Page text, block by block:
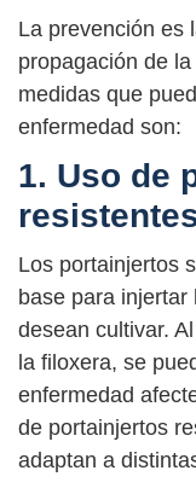
La prevención es
propagación de
medidas que
enfermedad son:
1. Uso de
Los portainjertos
base para
desean cultivar.
la filoxera, se
enfermedad
de portainjertos
adaptan a